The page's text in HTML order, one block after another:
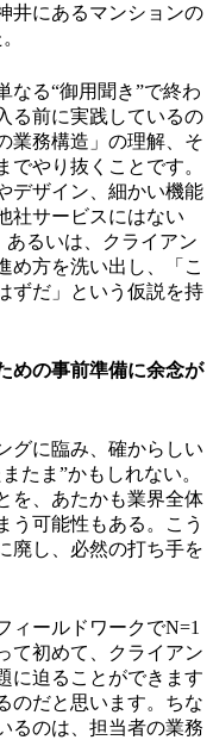
井にあるマンションの
なる“御用聞き”で終わ
る前に実践しているの
業務構造」の理解、そ
やり抜くことです。
デザイン、細かい機能
社サービスにはない
あるいは、クライアン
め方を洗い出し、「こ
ずだ」という仮説を持
の事前準備に余念が
グに臨み、確からしい
たま”かもしれない。
を、あたかも業界全体
う可能性もある。こう
廃し、必然の打ち手を
ィールドワークでN=1
て初めて、クライアン
に迫ることができます
のだと思います。ちな
るのは、担当者の業務